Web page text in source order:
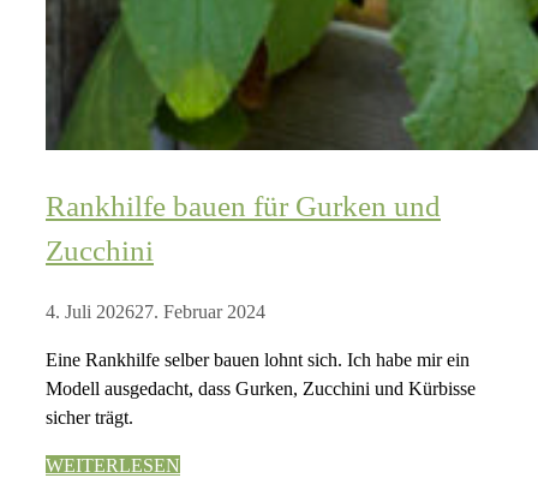
Rankhilfe bauen für Gurken und
Zucchini
4. Juli 202627. Februar 2024
Eine Rankhilfe selber bauen lohnt sich. Ich habe mir ein
Modell ausgedacht, dass Gurken, Zucchini und Kürbisse
sicher trägt.
WEITERLESEN